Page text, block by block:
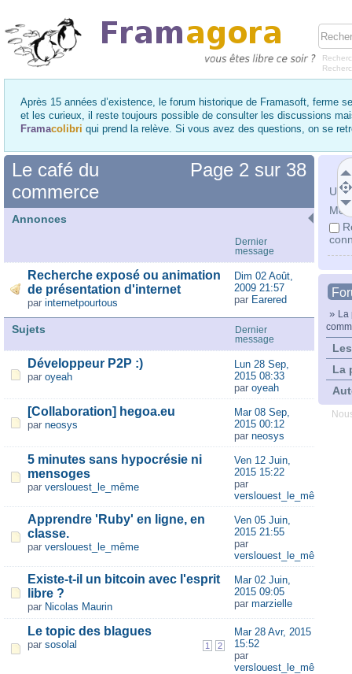
Après 15 années d’existence, le forum historique de Framasoft, ferme
et les curieux, il reste toujours possible de consulter les discussions
Framacolibri qui prend la relève. Si vous avez des questions, on se
Mot
» La
La
Page 2 sur 38
Le café du
commerce
Annonces
Dernier
message
Recherche exposé ou animation
de présentation d'internet
par internetpourtous
Dim 02 Août,
2009 21:57
par Earered
Sujets
Dernier
message
Développeur P2P :)
par oyeah
Lun 28 Sep,
2015 08:33
par oyeah
[Collaboration] hegoa.eu
par neosys
Mar 08 Sep,
2015 00:12
par neosys
5 minutes sans hypocrésie ni
mensoges
par verslouest_le_même
Ven 12 Juin,
2015 15:22
par
verslouest_le_même
Apprendre 'Ruby' en ligne, en
classe.
par verslouest_le_même
Ven 05 Juin,
2015 21:55
par
verslouest_le_même
Existe-t-il un bitcoin avec l'esprit
libre ?
par Nicolas Maurin
Mar 02 Juin,
2015 09:05
par marzielle
Le topic des blagues
1 2
par sosolal
Mar 28 Avr, 2015
15:52
par
verslouest_le_même